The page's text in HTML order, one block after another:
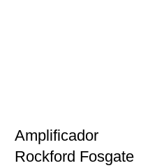
Amplificador
Rockford Fosgate